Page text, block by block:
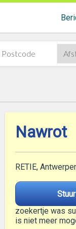
Nawrot
RETIE,
zoekertje was
is niet meer